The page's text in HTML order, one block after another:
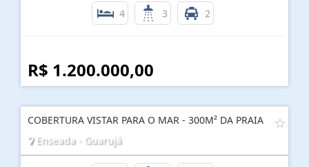
4 3 2
R$ 1.200.000,00
COBERTURA VISTAR PARA O MAR - 300M² DA PRAIA
Enseada - Guarujá